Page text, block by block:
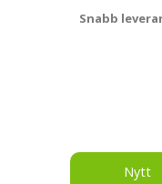
Snabb
Nytt